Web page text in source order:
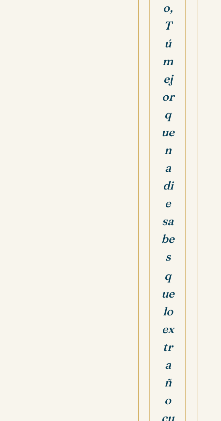
o,
T
ú
m
ej
or
q
ue
n
a
di
e
sa
be
s
q
ue
lo
ex
tr
a
ñ
o
cu